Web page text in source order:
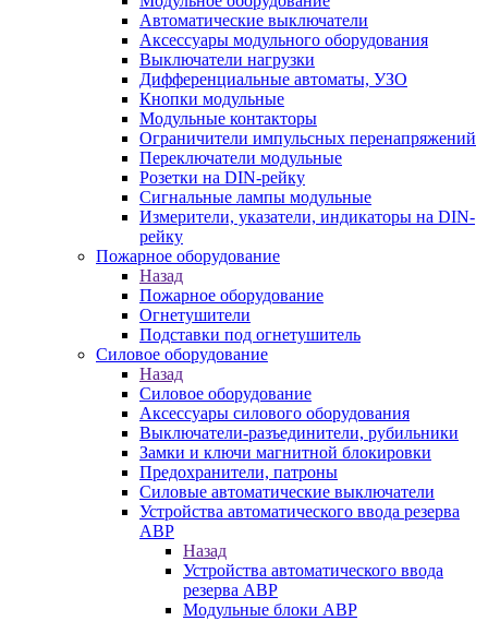
Автоматические выключатели
Аксессуары модульного оборудования
Выключатели нагрузки
Дифференциальные автоматы, УЗО
Кнопки модульные
Модульные контакторы
Ограничители импульсных перенапряжений
Переключатели модульные
Розетки на DIN-рейку
Сигнальные лампы модульные
Измерители, указатели, индикаторы на DIN-
рейку
Пожарное оборудование
Назад
Пожарное оборудование
Огнетушители
Подставки под огнетушитель
Силовое оборудование
Назад
Силовое оборудование
Аксессуары силового оборудования
Выключатели-разъединители, рубильники
Замки и ключи магнитной блокировки
Предохранители, патроны
Силовые автоматические выключатели
Устройства автоматического ввода резерва
АВР
Назад
Устройства автоматического ввода
резерва АВР
Модульные блоки АВР